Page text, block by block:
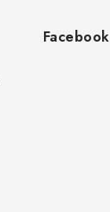
Facebook